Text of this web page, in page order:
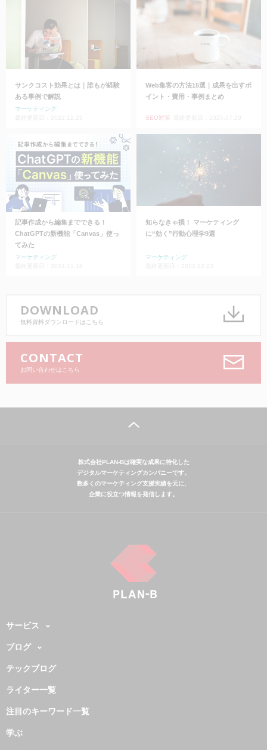
サンクコスト効果とは｜誰もが経験
ある事例で解説
マーケティング
Web集客の方法15選｜成果を出すポ
イント・費用・事例まとめ
SEO対策
記事作成から編集までできる！
ChatGPTの新機能「Canvas」使っ
てみた
マーケティング
知らなきゃ損！ マーケティング
に“効く”行動心理学9選
マーケティング
DOWNLOAD
無料資料ダウンロードはこちら
CONTACT
お問い合わせはこちら
株式会社PLAN-Bは確実な成果に特化した
デジタルマーケティングカンパニーです。
数多くのマーケティング支援実績を元に、
企業に役立つ情報を発信します。
サービス
ブログ
テックブログ
ライター一覧
注目のキーワード一覧
学ぶ